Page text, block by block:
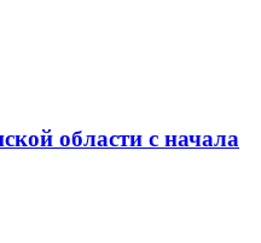
области с начала